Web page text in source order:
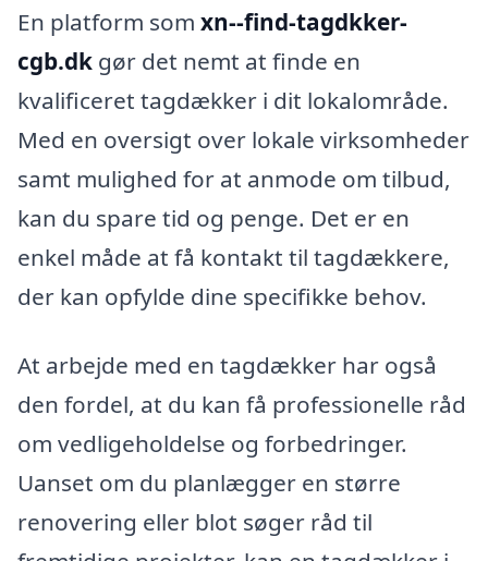
En platform som xn--find-tagdkker-
cgb.dk gør det nemt at finde en
kvalificeret tagdækker i dit lokalområde.
Med en oversigt over lokale virksomheder
samt mulighed for at anmode om tilbud,
kan du spare tid og penge. Det er en
enkel måde at få kontakt til tagdækkere,
der kan opfylde dine specifikke behov.
At arbejde med en tagdækker har også
den fordel, at du kan få professionelle råd
om vedligeholdelse og forbedringer.
Uanset om du planlægger en større
renovering eller blot søger råd til